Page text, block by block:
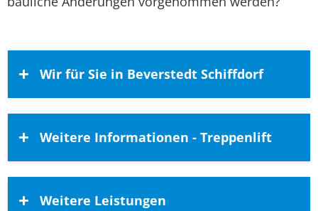
Wir für Sie in Beverstedt Schiffdorf
Zufriedene Kunden haben wir auch in
Die Gemeinden Beverstedt und Schiffdorf
zählen zum Einzugsbereich unseres
Weitere Informationen - Treppenlift
Kaufen Sie hochwertige häusliche
Weitere Leistungen